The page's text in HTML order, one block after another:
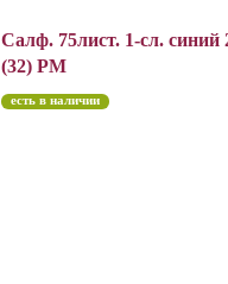
Салф. 75лист. 1-сл. синий
(32) РМ
есть в наличии